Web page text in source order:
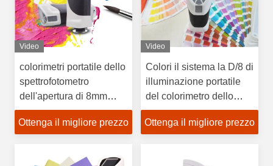
Video
colorimetri portatile dello
spettrofotometro
dell'apertura di 8mm
campo di misura di
200% - di 0
Ottenga il migliore prezzo
Video
Colori il sistema la D/8 di
illuminazione portatile
del colorimetro dello
spettrofotometro
dell'analisi di differenza
Ottenga il migliore prezzo